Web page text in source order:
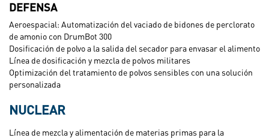
DEFENSA
Aeroespacial: Automatización del vaciado de bidones de perclorato
de amonio con DrumBot 300
Dosificación de polvo a la salida del secador para envasar el alimento
Línea de dosificación y mezcla de polvos militares
Optimización del tratamiento de polvos sensibles con una solución
personalizada
NUCLEAR
Línea de mezcla y alimentación de materias primas para la